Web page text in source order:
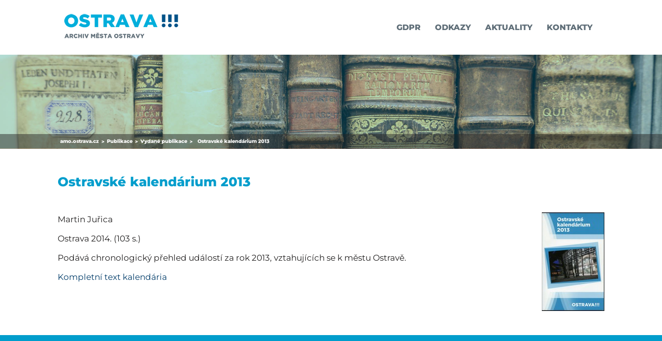
GDPR ODKAZY AKTUALITY KONTAKTY
amo.ostrava.cz > Publikace > Vydané publikace > Ostravské kalendárium 2013
Ostravské kalendárium 2013
Martin Juřica
Ostrava 2014. (103 s.)
Podává chronologický přehled událostí za rok 2013, vztahujících se k městu Ostravě.
Kompletní text kalendária